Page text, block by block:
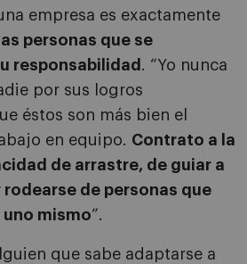
empresa es exactamente
personas que se
responsabilidad . “Yo nunca
por sus logros
éstos son más bien el
en equipo. Contrato a la
de arrastre, de guiar a
rodearse de personas que
uno mismo”.
que sabe adaptarse a